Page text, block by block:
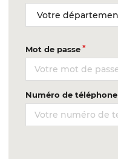
Mot de passe
Numéro de téléphone